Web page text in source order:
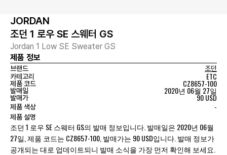
JORDAN
조던 1 로우 SE 스웨터 GS
Jordan 1 Low SE Sweater GS
제품 정보
브랜드
조던
카테고리
ETC
제품 코드 CZ8657-100
발매일 2020년 06월 27일
발매가 90 USD
제품 색상 -
제품 설명
조던 1 로우 SE 스웨터 GS의 발매 정보입니다. 발매일은 2020년 06월
27일, 제품 코드는 CZ8657-100, 발매가는 90 USD입니다. 발매 정보가
공개되는 대로 업데이트되니 발매 소식을 가장 먼저 확인해 보세요.